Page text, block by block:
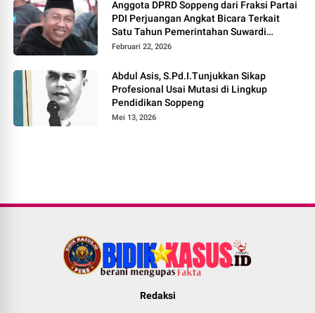
Anggota DPRD Soppeng dari Fraksi Partai
PDI Perjuangan Angkat Bicara Terkait
Satu Tahun Pemerintahan Suwardi
Haseng – Selle KS Dalle
Februari 22, 2026
Abdul Asis, S.Pd.I.Tunjukkan Sikap
Profesional Usai Mutasi di Lingkup
Pendidikan Soppeng
Mei 13, 2026
Redaksi